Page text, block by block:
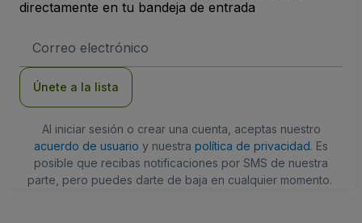
directamente en tu bandeja de entrada
de
Únete a la lista
Al iniciar sesión o crear una cuenta, aceptas nuestro
acuerdo de usuario y nuestra política de privacidad. Es
posible que recibas notificaciones por SMS de nuestra
parte, pero puedes darte de baja en cualquier momento.